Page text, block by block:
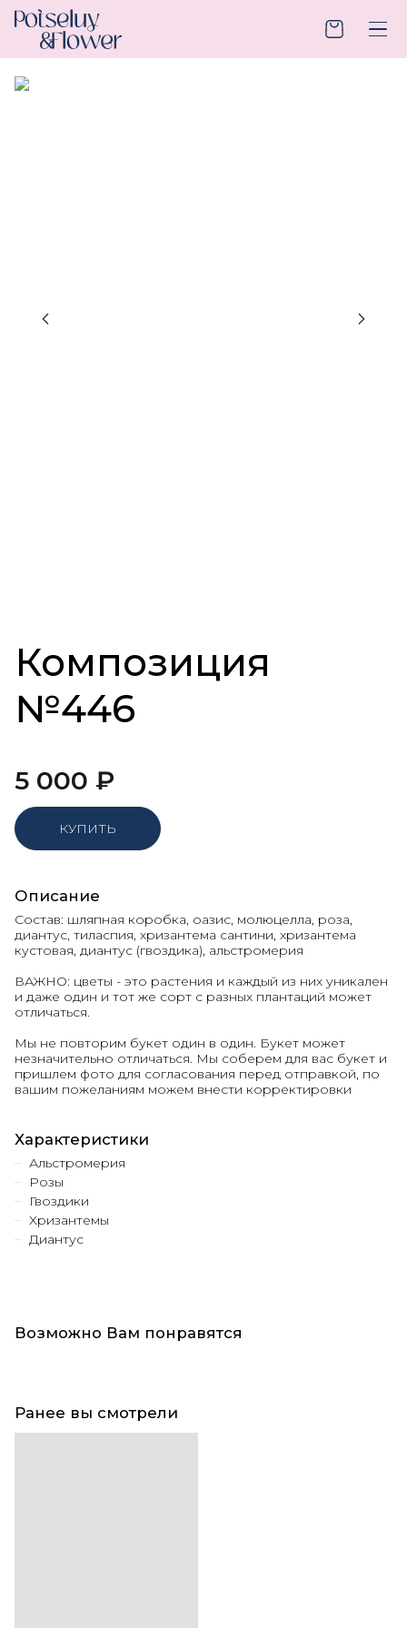
Композиция
№446
5 000 ₽
КУПИТЬ
Описание
Состав: шляпная коробка, оазис, молюцелла, роза,
диантус, тиласпия, хризантема сантини, хризантема
кустовая, диантус (гвоздика), альстромерия
ВАЖНО: цветы - это растения и каждый из них уникален
и даже один и тот же сорт с разных плантаций может
отличаться.
Мы не повторим букет один в один. Букет может
незначительно отличаться. Мы соберем для вас букет и
пришлем фото для согласования перед отправкой, по
вашим пожеланиям можем внести корректировки
Характеристики
Альстромерия
Розы
Гвоздики
Хризантемы
Диантус
Возможно Вам понравятся
Ранее вы смотрели